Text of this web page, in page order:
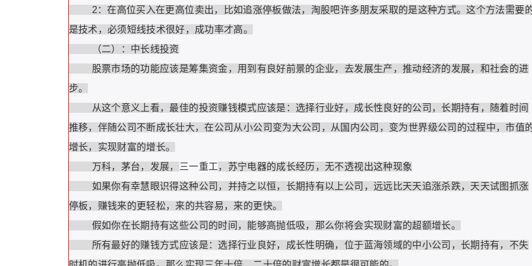
2：在高位买入在更高位卖出，比如追涨停板做法，淘股吧许多朋友采取的是这种方式。这个方法需要
是技术，必须短线技术很好，成功率才高。
（二）：中长线投资
股票市场的功能应该是筹集资金，用到有良好前景的企业，去发展生产，推动经济的发展，和社会的进
步。
从这个意义上看，最佳的投资赚钱模式应该是：选择行业好，成长性良好的公司，长期持有，随着时间
推移，伴随公司不断成长壮大，在公司从小公司变为大公司，从国内公司，变为世界级公司的过程中，市值
增长，实现财富的增长。
万科，茅台，发展，
三一重工，苏宁电器的成长经历，无不透视出这种现象
如果你有幸慧眼识得这种公司，并持之以恒，长期持有以上公司，远远比天天追涨杀跌，天天试图抓涨
停板，赚钱来的更轻松，来的共容易，来的更快。
假如你在长期持有这些公司的时间，能够高抛低吸，那么你将会实现财富的超额增长。
所有最好的赚钱方式应该是：选择行业良好，成长性明确，位于蓝海领域的中小公司，长期持有，不失